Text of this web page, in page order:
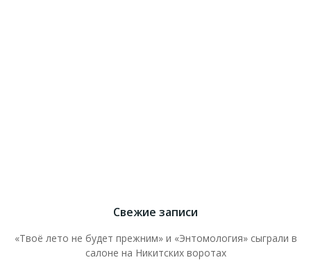
Свежие записи
«Твоё лето не будет прежним» и «Энтомология» сыграли в
салоне на Никитских воротах